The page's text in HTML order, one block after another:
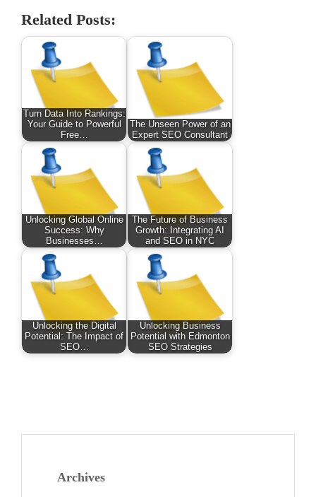
Related Posts:
Turn Data Into Rankings:
Your Guide to Powerful
Free…
The Unseen Power of an
Expert SEO Consultant
Unlocking Global Online
Success: Why
Businesses…
The Future of Business
Growth: Integrating AI
and SEO in NYC
Unlocking the Digital
Potential: The Impact of
SEO…
Unlocking Business
Potential with Edmonton
SEO Strategies
Archives